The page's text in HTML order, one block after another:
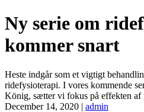
Ny serie om
kommer snart
Heste indgår som et vigtigt
ridefysioterapi. I vores kommende
König, sætter vi fokus på effekten af
December 14, 2020 | admin